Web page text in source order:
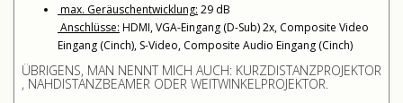
max. Geräuschentwicklung: 29 dB
Anschlüsse: HDMI, VGA-Eingang (D-Sub) 2x, Composite Video
Eingang (Cinch), S-Video, Composite Audio Eingang (Cinch)
ÜBRIGENS, MAN NENNT MICH AUCH: KURZDISTANZPROJEKTOR
, NAHDISTANZBEAMER ODER WEITWINKELPROJEKTOR.